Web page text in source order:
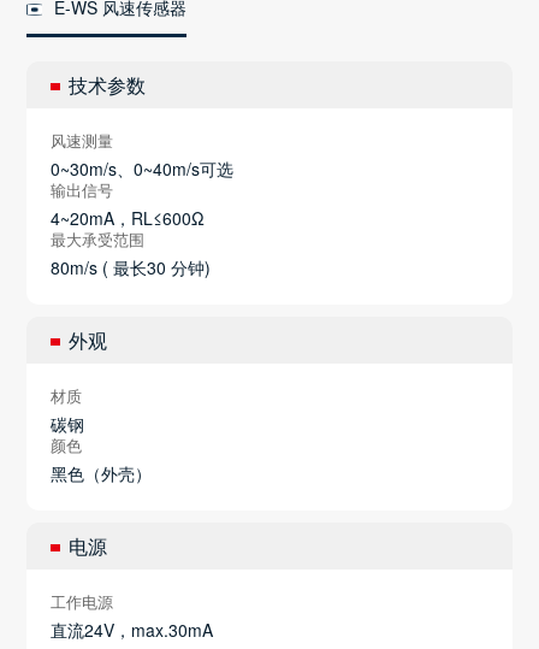
E-WS 风速传感器
技术参数
风速测量
0~30m/s、0~40m/s可选
输出信号
4~20mA，RL≤600Ω
最大承受范围
80m/s ( 最长30 分钟)
外观
材质
碳钢
颜色
黑色（外壳）
电源
工作电源
直流24V，max.30mA